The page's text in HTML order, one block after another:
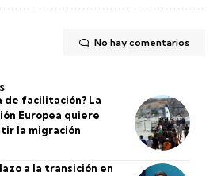
No hay comentarios
de facilitación? La
Europea quiere
la migración
a la transición en